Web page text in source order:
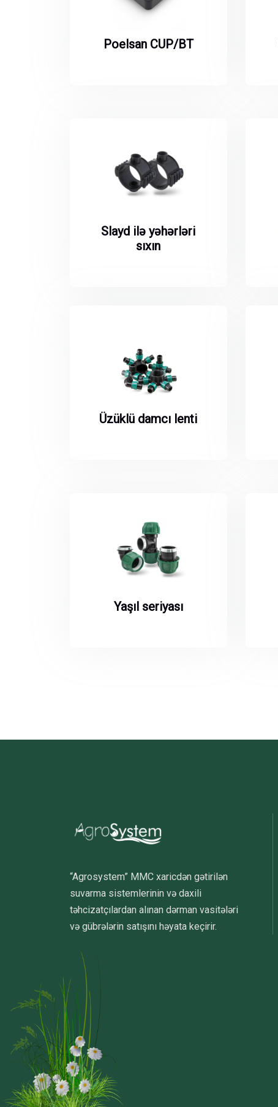
Poelsan CUP/BT
Slayd ilə yəhərləri
sıxın
Üzüklü damcı lenti
Yaşıl seriyası
“Agrosystem” MMC xaricdən gətirilən
suvarma sistemlerinin və daxili
təhcizatçılardan alınan dərman vasitələri
və gübrələrin satışını həyata keçirir.